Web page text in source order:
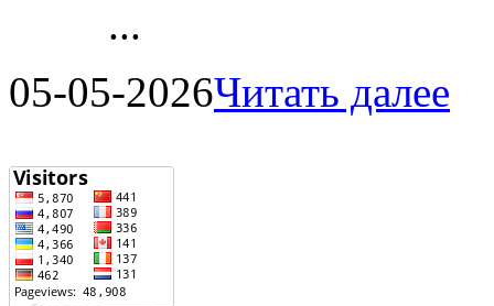
...
05-05-2026Читать далее